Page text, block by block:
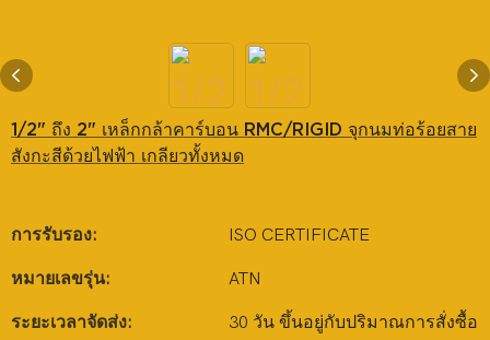
1/2" ถึง 2" เหล็กกล้าคาร์บอน RMC/RIGID จุกนมท่อร้อยสาย
สังกะสีด้วยไฟฟ้า เกลียวทั้งหมด
การรับรอง: ISO CERTIFICATE
หมายเลขรุ่น: ATN
ระยะเวลาจัดส่ง:
30 วัน ขึ้นอยู่กับปริมาณการสั่งซื้อ